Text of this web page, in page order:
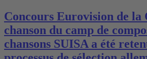
Concours Eurovision de la
chanson du camp de
chansons SUISA a été